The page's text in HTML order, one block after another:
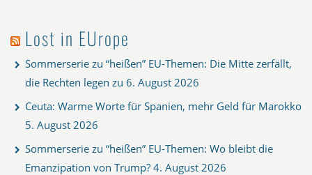
Lost in EUrope
Sommerserie zu “heißen” EU-Themen: Die Mitte zerfällt,
die Rechten legen zu 6. August 2026
Ceuta: Warme Worte für Spanien, mehr Geld für Marokko
5. August 2026
Sommerserie zu “heißen” EU-Themen: Wo bleibt die
Emanzipation von Trump? 4. August 2026